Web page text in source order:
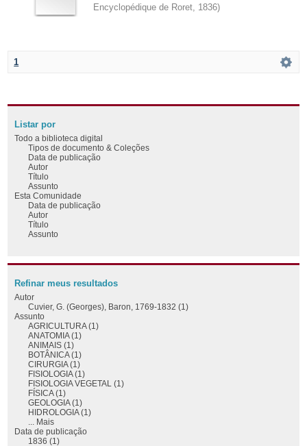
Encyclopédique de Roret 1836)
1
Listar por
Todo a biblioteca digital
Tipos de documento & Coleções
Data de publicação
Autor
Título
Assunto
Esta Comunidade
Data de publicação
Autor
Título
Assunto
Refinar meus resultados
Autor
Cuvier, G. (Georges), Baron, 1769-1832 (1)
Assunto
AGRICULTURA (1)
ANATOMIA (1)
ANIMAIS (1)
BOTÂNICA (1)
CIRURGIA (1)
FISIOLOGIA (1)
FISIOLOGIA VEGETAL (1)
FÍSICA (1)
GEOLOGIA (1)
HIDROLOGIA (1)
... Mais
Data de publicação
1836 (1)